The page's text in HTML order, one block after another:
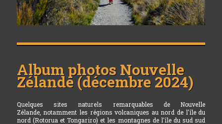
Album photos Nouvelle
Zélande (décembre 2024)
Quelques sites naturels remarquables de Nouvelle
Zélande, notamment les régions volcaniques au nord de l'île du
nord (Rotorua et Tongariro) et les montagnes de l'île du sud sud